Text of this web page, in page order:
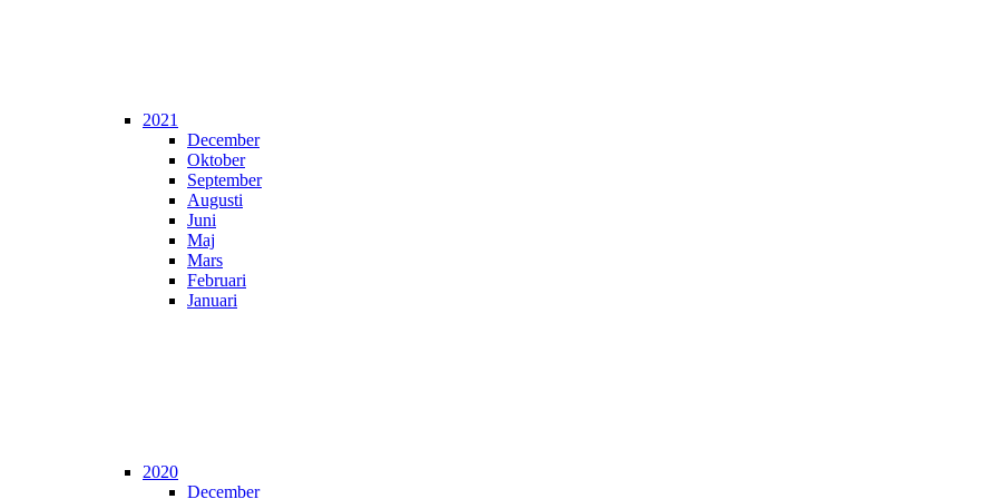
2021
December
Oktober
September
Augusti
Juni
Maj
Mars
Februari
Januari
2020
December